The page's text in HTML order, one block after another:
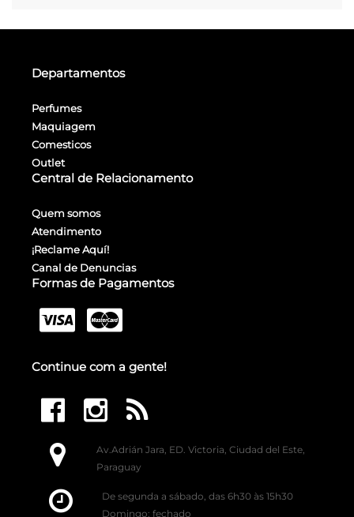
Departamentos
Perfumes
Maquiagem
Comesticos
Outlet
Central de Relacionamento
Quem somos
Atendimento
¡Reclame Aquí!
Canal de Denuncias
Formas de Pagamentos
Continue com a gente!
Av.Adrián Jara, ED. Victoria, Ciudad del Este,
Paraguay
De segunda a sábado, das 6h30 às 15h30
Domingo: fechado